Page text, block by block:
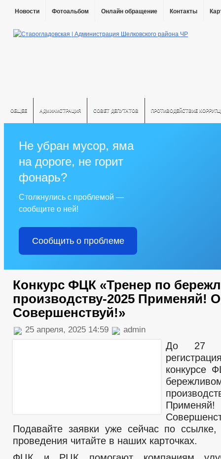
Новости Фотоальбом Онлайн обращение Контакты
ОБЩЕЕ АДМИНИСТРАЦИЯ СОВЕТ ДЕПУТАТОВ ПРОТИВОДЕЙСТВИЕ
Не убран мусор, яма
на дороге, не горит
фонарь?
Столкнулись с проблемой —
сообщите о ней!
Сообщить о проблеме
Конкурс ФЦК «Тренер по
производству-2025 Применяй!
Совершенствуй!»
25 апреля, 2025 14:59 admin
До 27
конкурсе
Подавайте заявки уже сейчас по ссылке,
проведения читайте в наших карточках.